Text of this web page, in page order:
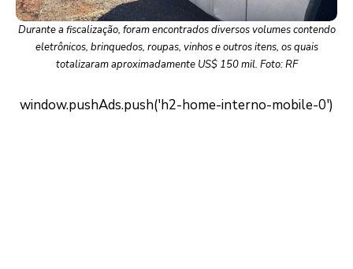
Durante a fiscalização, foram encontrados diversos volumes contendo
eletrônicos, brinquedos, roupas, vinhos e outros itens, os quais
totalizaram aproximadamente US$ 150 mil. Foto: RF